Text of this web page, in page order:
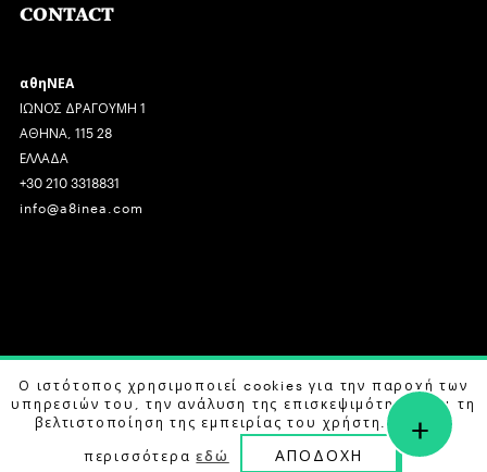
CONTACT
αθηΝΕΑ
ΙΩΝΟΣ ΔΡΑΓΟΥΜΗ 1
ΑΘΗΝΑ, 115 28
ΕΛΛΑΔΑ
+30 210 3318831
info@a8inea.com
COPYRIGHT © 2026 αθηΝΕΑ, ALL RIGHTS RESERVED.
DESIGN BY G DESIGN STUDIO. DEVELOPED BYB LABS
Ο ιστότοπος χρησιμοποιεί cookies για την παροχή των
υπηρεσιών του, την ανάλυση της επισκεψιμότητας και τη
βελτιστοποίηση της εμπειρίας του χρήστη. Μάθετε
περισσότεραεδώ ΑΠΟΔΟΧΗ
+